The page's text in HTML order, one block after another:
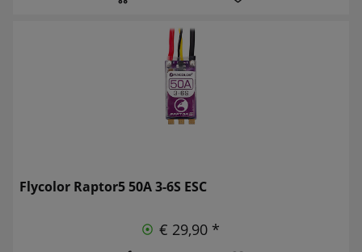
Flycolor Raptor5 50A 3-6S ESC
€ 29,90 *